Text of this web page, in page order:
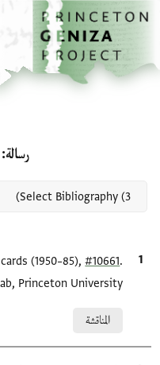
إلى المحتوى الرئيسي
الرئيسية
رسالة
الاقتباس المرجعي(1950–85),#10661
Princeton University.
المناقشة